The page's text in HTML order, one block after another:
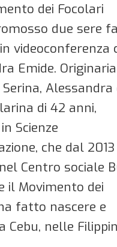
dei Focolari
due sere
videoconferenza
Emide. Originaria
Alessandra
di 42 anni,
Scienze
che dal
Centro sociale
il Movimento dei
fatto nascere e
Cebu, nelle